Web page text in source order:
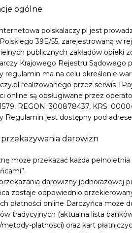
ogólne
polskalaczy.pl jest
39E/55, zarejestrowaną w
publicznych zakładów opieki
Krajowego Rejestru Sądowego
regulamin ma na celu określenie
realizowanego przez serwis
online są obsługiwane przez
REGON: 300878437, KRS:
Regulamin jest dostępny pod
przekazywania darowizn
może przekazać każda
darowizny jednorazowej
zostaje odpowiednio
płatności online Darczyńca może
tradycyjnych (aktualna lista
platnosci) oraz kart